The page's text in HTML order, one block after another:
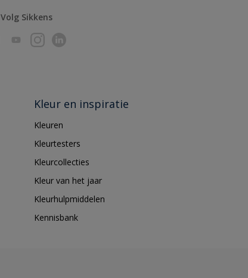
Volg Sikkens
Kleur en inspiratie
Kleuren
Kleurtesters
Kleurcollecties
Kleur van het jaar
Kleurhulpmiddelen
Kennisbank